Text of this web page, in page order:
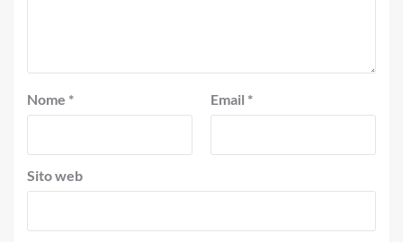
Nome * Email *
Sito web